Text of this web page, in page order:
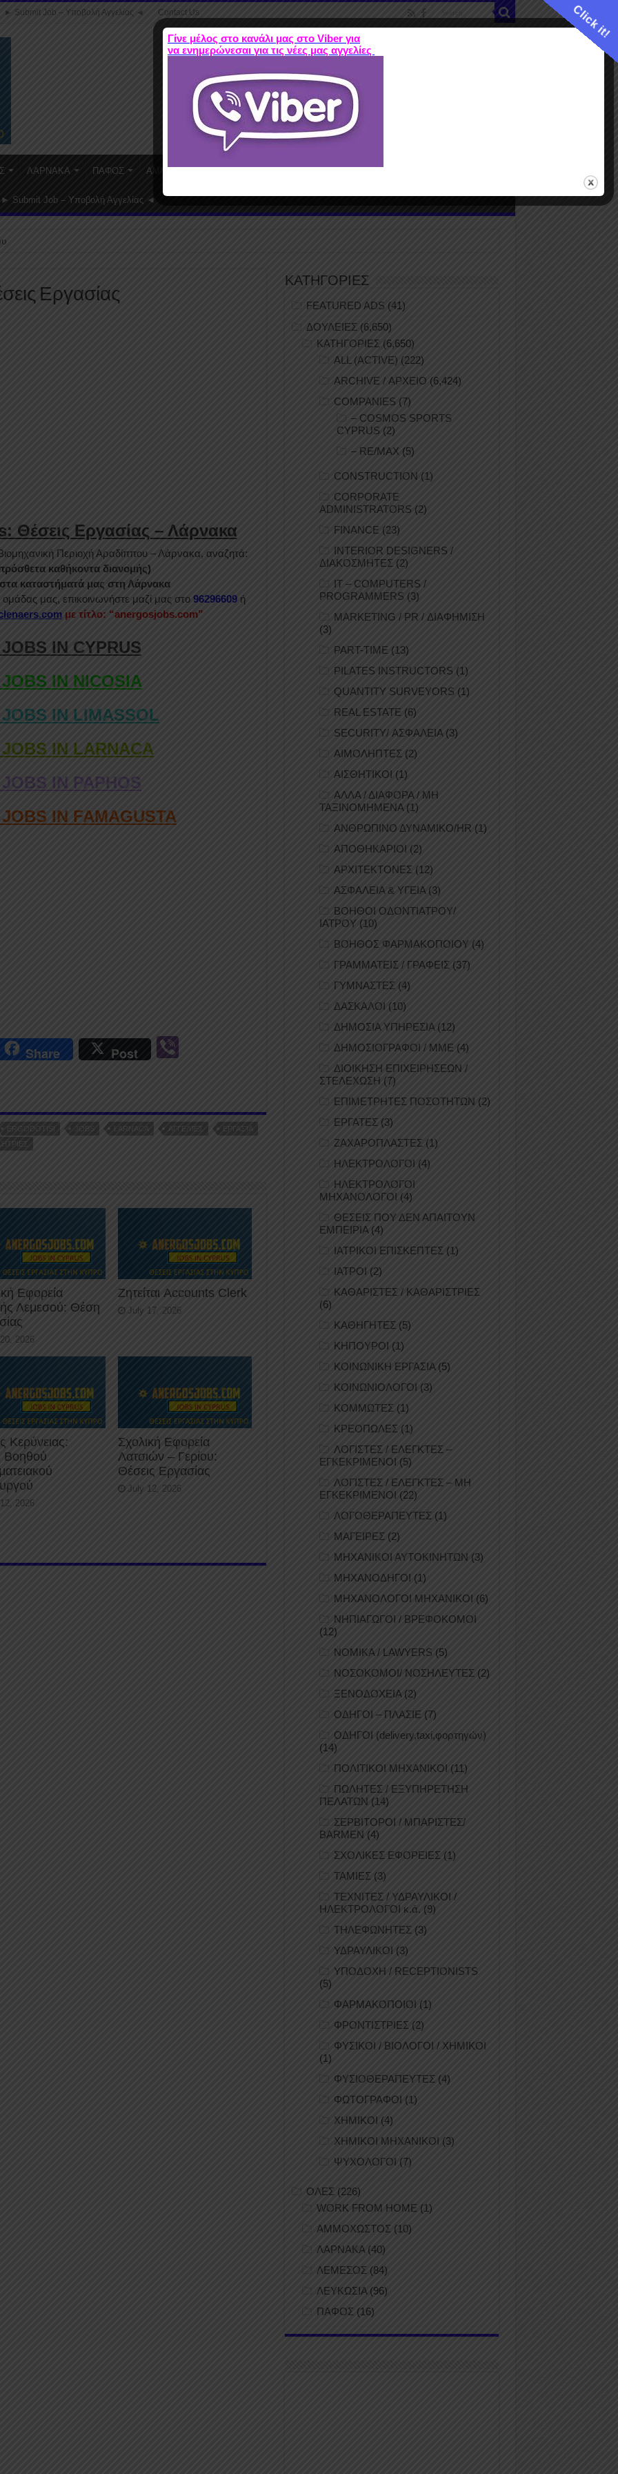
► Submit Job – Υποβολή Αγγελίας ◄ Contact Us
ΛΑΡΝΑΚΑ ΠΑΦΟΣ ΑΜΜΟΧΩΣΤΟΣ
► Submit Job – Υποβολή Αγγελίας ◄
Εργασίας
Θέσεις Εργασίας – Λάρνακα
Περιοχή Αραδίππου – Λάρνακα, αναζητά:
καθήκοντα διανομής)
καταστήματά μας στη Λάρνακα
ομάδας μας, επικοινωνήστε μαζί μας στο 96296609 ή
με τίτλο: “anergosjobs.com”
IN CYPRUS
IN NICOSIA
IN LIMASSOL
IN LARNACA
IN PAPHOS
IN FAMAGUSTA
Share Post
ERGODOTISI JOBS LARNACA ΑΓΓΕΛΊΕΣ
ΕΡΓΑΣΊΑ
Εφορεία
Λεμεσού: Θέση
2026
Ζητείται Accounts Clerk
July 17, 2026
Κερύνειας:
Βοηθού
2026
Σχολική Εφορεία
Λατσιών – Γερίου:
Θέσεις Εργασίας
July 12, 2026
ΚΑΤΗΓΟΡΙΕΣ
FEATURED ADS (41)
ΔΟΥΛΕΙΕΣ (6,650)
ΚΑΤΗΓΟΡΙΕΣ (6,650)
ALL (ACTIVE) (222)
ARCHIVE / ΑΡΧΕΙΟ (6,424)
COMPANIES (7)
– COSMOS SPORTS
CYPRUS (2)
– RE/MAX (5)
CONSTRUCTION (1)
CORPORATE
ADMINISTRATORS (2)
FINANCE (23)
INTERIOR DESIGNERS /
ΔΙΑΚΟΣΜΗΤΕΣ (2)
IT – COMPUTERS /
PROGRAMMERS (3)
MARKETING / PR / ΔΙΑΦΗΜΙΣΗ
(3)
PART-TIME (13)
PILATES INSTRUCTORS (1)
QUANTITY SURVEYORS (1)
REAL ESTATE (6)
SECURITY/ ΑΣΦΑΛΕΙΑ(3)
ΑΙΜΟΛΗΠΤΕΣ (2)
ΑΙΣΘΗΤΙΚΟΙ (1)
ΑΛΛΑ / ΔΙΑΦΟΡΑ / ΜΗ
ΤΑΞΙΝΟΜΗΜΕΝΑ(1)
ΑΝΘΡΩΠΙΝΟ ΔΥΝΑΜΙΚΟ/HR (1)
ΑΠΟΘΗΚΑΡΙΟΙ (2)
ΑΡΧΙΤΕΚΤΟΝΕΣ (12)
ΑΣΦΑΛΕΙΑ & ΥΓΕΙΑ (3)
ΒΟΗΘΟΙ ΟΔΟΝΤΙΑΤΡΟΥ/
ΙΑΤΡΟΥ(10)
ΒΟΗΘΟΣ ΦΑΡΜΑΚΟΠΟΙΟΥ (4)
ΓΡΑΜΜΑΤΕΙΣ / ΓΡΑΦΕΙΣ (37)
ΓΥΜΝΑΣΤΕΣ (4)
ΔΑΣΚΑΛΟΙ (10)
ΔΗΜΟΣΙΑ ΥΠΗΡΕΣΙΑ (12)
ΔΗΜΟΣΙΟΓΡΑΦΟΙ / ΜΜΕ (4)
ΔΙΟΙΚΗΣΗ ΕΠΙΧΕΙΡΗΣΕΩΝ /
ΣΤΕΛΕΧΩΣΗ (7)
ΕΠΙΜΕΤΡΗΤΕΣ ΠΟΣΟΤΗΤΩΝ (2)
ΕΡΓΑΤΕΣ (3)
ΖΑΧΑΡΟΠΛΑΣΤΕΣ (1)
ΗΛΕΚΤΡΟΛΟΓΟΙ (4)
ΗΛΕΚΤΡΟΛΟΓΟΙ
ΜΗΧΑΝΟΛΟΓΟΙ (4)
ΘΕΣΕΙΣ ΠΟΥ ΔΕΝ ΑΠΑΙΤΟΥΝ
ΕΜΠΕΙΡΙΑ(4)
ΙΑΤΡΙΚΟΙ ΕΠΙΣΚΕΠΤΕΣ (1)
ΙΑΤΡΟΙ (2)
ΚΑΘΑΡΙΣΤΕΣ / ΚΑΘΑΡΙΣΤΡΙΕΣ
(6)
ΚΑΘΗΓΗΤΕΣ (5)
ΚΗΠΟΥΡΟΙ (1)
ΚΟΙΝΩΝΙΚΗ ΕΡΓΑΣΙΑ(5)
ΚΟΙΝΩΝΙΟΛΟΓΟΙ (3)
ΚΟΜΜΩΤΕΣ (1)
ΚΡΕΟΠΩΛΕΣ (1)
ΛΟΓΙΣΤΕΣ / ΕΛΕΓΚΤΕΣ –
ΕΓΚΕΚΡΙΜΕΝΟΙ (5)
ΛΟΓΙΣΤΕΣ / ΕΛΕΓΚΤΕΣ – ΜΗ
ΕΓΚΕΚΡΙΜΕΝΟΙ (22)
ΛΟΓΟΘΕΡΑΠΕΥΤΕΣ (1)
ΜΑΓΕΙΡΕΣ (2)
ΜΗΧΑΝΙΚΟΙ ΑΥΤΟΚΙΝΗΤΩΝ (3)
ΜΗΧΑΝΟΔΗΓΟΙ (1)
ΜΗΧΑΝΟΛΟΓΟΙ ΜΗΧΑΝΙΚΟΙ (6)
ΝΗΠΙΑΓΩΓΟΙ / ΒΡΕΦΟΚΟΜΟΙ
(12)
ΝΟΜΙΚΑ / LAWYERS (5)
ΝΟΣΟΚΟΜΟΙ/ ΝΟΣΗΛΕΥΤΕΣ (2)
ΞΕΝΟΔΟΧΕΙΑ(2)
ΟΔΗΓΟΙ – ΠΛΑΣΙΕ (7)
ΟΔΗΓΟΙ (delivery,taxi,φορτηγών)
(14)
ΠΟΛΙΤΙΚΟΙ ΜΗΧΑΝΙΚΟΙ (11)
ΠΩΛΗΤΕΣ / ΕΞΥΠΗΡΕΤΗΣΗ
ΠΕΛΑΤΩΝ (14)
ΣΕΡΒΙΤΟΡΟΙ / ΜΠΑΡΙΣΤΕΣ/
BARMEN (4)
ΣΧΟΛΙΚΕΣ ΕΦΟΡΕΙΕΣ (1)
ΤΑΜΙΕΣ (3)
ΤΕΧΝΙΤΕΣ / ΥΔΡΑΥΛΙΚΟΙ /
ΗΛΕΚΤΡΟΛΟΓΟΙ κ.ά. (9)
ΤΗΛΕΦΩΝΗΤΕΣ (3)
ΥΔΡΑΥΛΙΚΟΙ (3)
ΥΠΟΔΟΧΗ / RECEPTIONISTS
(5)
ΦΑΡΜΑΚΟΠΟΙΟΙ (1)
ΦΡΟΝΤΙΣΤΡΙΕΣ (2)
ΦΥΣΙΚΟΙ / ΒΙΟΛΟΓΟΙ / ΧΗΜΙΚΟΙ
(1)
ΦΥΣΙΟΘΕΡΑΠΕΥΤΕΣ (4)
ΦΩΤΟΓΡΑΦΟΙ (1)
ΧΗΜΙΚΟΙ (4)
ΧΗΜΙΚΟΙ ΜΗΧΑΝΙΚΟΙ (3)
ΨΥΧΟΛΟΓΟΙ (7)
ΟΛΕΣ (226)
WORK FROM HOME (1)
ΑΜΜΟΧΩΣΤΟΣ (10)
ΛΑΡΝΑΚΑ (40)
ΛΕΜΕΣΟΣ (84)
ΛΕΥΚΩΣΙΑ(96)
ΠΑΦΟΣ (16)
Click it!
Γίνε μέλος στο κανάλι μας στο Viber για
να ενημερώνεσαι για τις νέες μας αγγελίες